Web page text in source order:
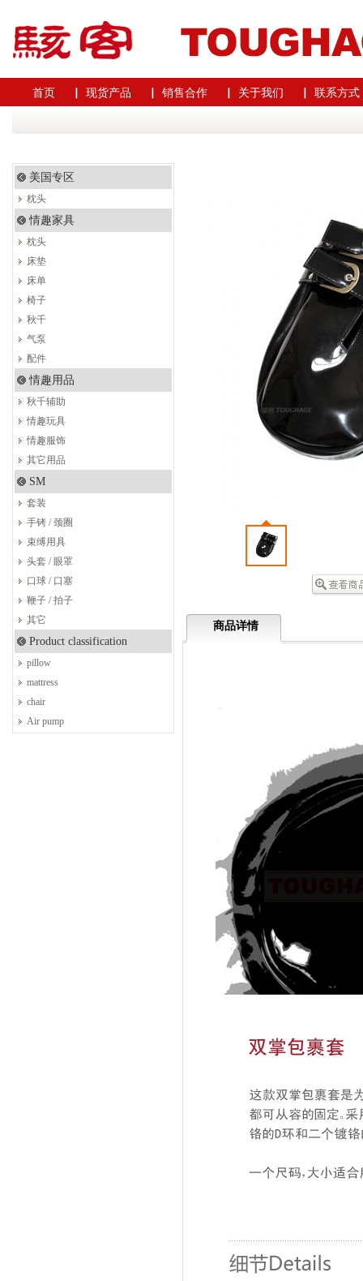
首页 ▏ 现货产品 ▏ 销售合作 ▏ 关于我们 ▏ 联系方式
美国专区
枕头
情趣家具
枕头
床垫
床单
椅子
秋千
气泵
配件
情趣用品
秋千辅助
情趣玩具
情趣服饰
其它用品
SM
套装
手铐 / 颈圈
束缚用具
头套 / 眼罩
口球 / 口塞
鞭子 / 拍子
其它
Product classification
pillow
mattress
chair
Air pump
商品详情